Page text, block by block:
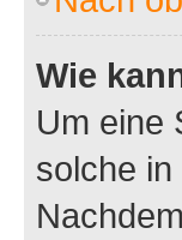
Wie
Um eine
solche